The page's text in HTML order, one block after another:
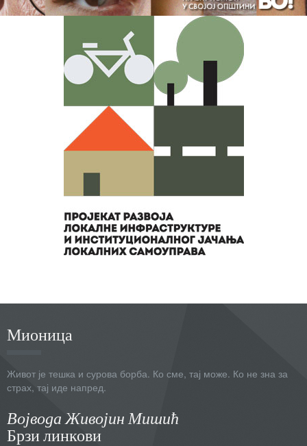
Мионица
Живот је тешка и сурова борба. Ко сме, тај може. Ко не зна за
страх, тај иде напред.
Војвода Живојин Мишић
Брзи линкови